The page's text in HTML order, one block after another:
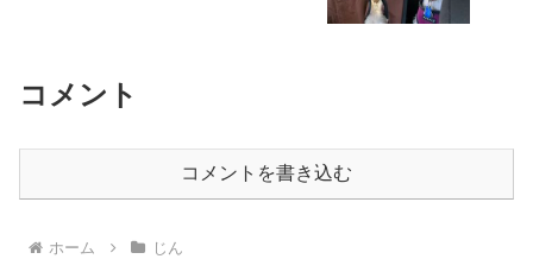
コメント
コメントを書き込む
ホーム じん